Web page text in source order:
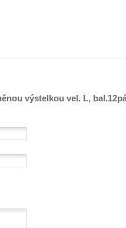
výstelkou vel. L,